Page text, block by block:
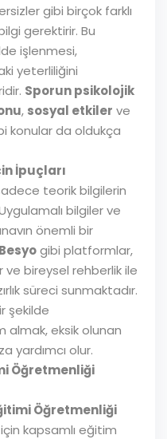
gibi birçok farklı
gerektirir. Bu
işlenmesi,
yeterliliğini
Sporun psikolojik
, sosyal etkiler ve
konular da oldukça
İpuçları
teorik bilgilerin
bilgiler ve
önemli bir
gibi platformlar,
ve bireysel rehberlik ile
süreci sunmaktadır.
şekilde
eksik olunan
yardımcı olur.
Öğretmenliği
Öğretmenliği
kapsamlı eğitim